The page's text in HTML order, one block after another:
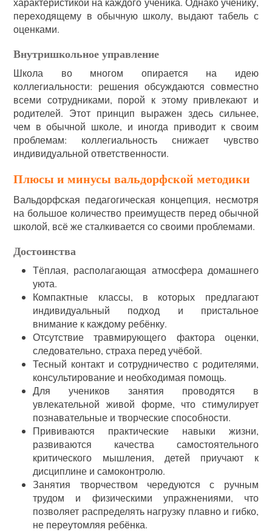
переходящему в обычную школу, выдают табель с
оценками.
Внутришкольное управление
Школа во многом опирается на идею
коллегиальности: решения обсуждаются совместно
всеми сотрудниками, порой к этому привлекают и
родителей. Этот принцип выражен здесь сильнее,
чем в обычной школе, и иногда приводит к своим
проблемам: коллегиальность снижает чувство
индивидуальной ответственности.
Плюсы и минусы вальдорфской методики
Вальдорфская педагогическая концепция, несмотря
на большое количество преимуществ перед обычной
школой, всё же сталкивается со своими проблемами.
Достоинства
Тёплая, располагающая атмосфера домашнего
уюта.
Компактные классы, в которых предлагают
индивидуальный подход и пристальное
внимание к каждому ребёнку.
Отсутствие травмирующего фактора оценки,
следовательно, страха перед учёбой.
Тесный контакт и сотрудничество с родителями,
консультирование и необходимая помощь.
Для учеников занятия проводятся в
увлекательной живой форме, что стимулирует
познавательные и творческие способности.
Прививаются практические навыки жизни,
развиваются качества самостоятельного
критического мышления, детей приучают к
дисциплине и самоконтролю.
Занятия творчеством чередуются с ручным
трудом и физическими упражнениями, что
позволяет распределять нагрузку плавно и гибко,
не переутомляя ребёнка.